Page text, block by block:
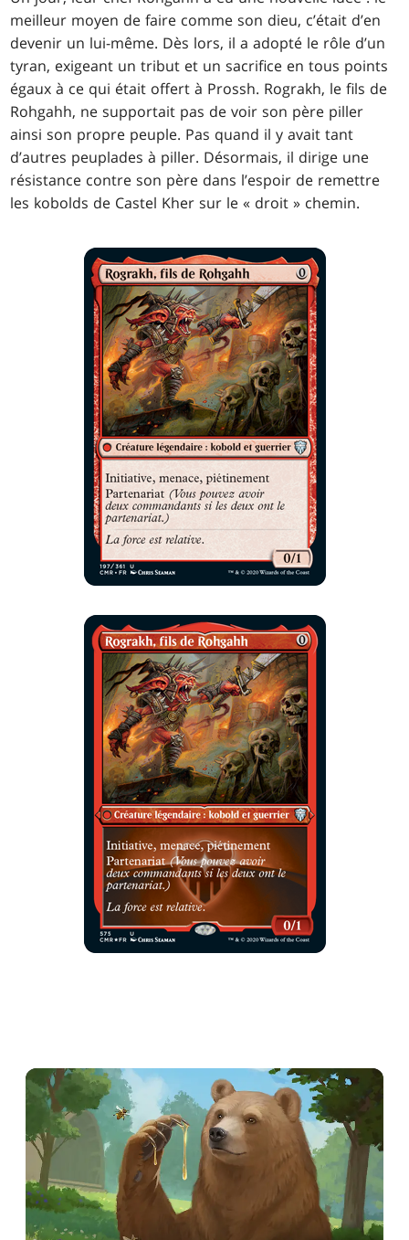
meilleur moyen de faire comme son dieu, c’était d’en
devenir un lui-même. Dès lors, il a adopté le rôle d’un
tyran, exigeant un tribut et un sacrifice en tous points
égaux à ce qui était offert à Prossh. Rograkh, le fils de
Rohgahh, ne supportait pas de voir son père piller
ainsi son propre peuple. Pas quand il y avait tant
d’autres peuplades à piller. Désormais, il dirige une
résistance contre son père dans l’espoir de remettre
les kobolds de Castel Kher sur le « droit » chemin.